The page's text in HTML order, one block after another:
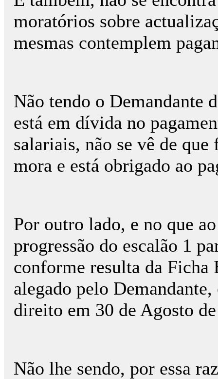
moratórios sobre
mesmas contemplem
Não tendo o Demandante
está em dívida no
salariais, não se vê de
mora e está obrigado ao
Por outro lado, e no que
progressão do escalão 1
conforme resulta da
alegado pelo
direito em 30 de Agosto
Não lhe sendo, por essa